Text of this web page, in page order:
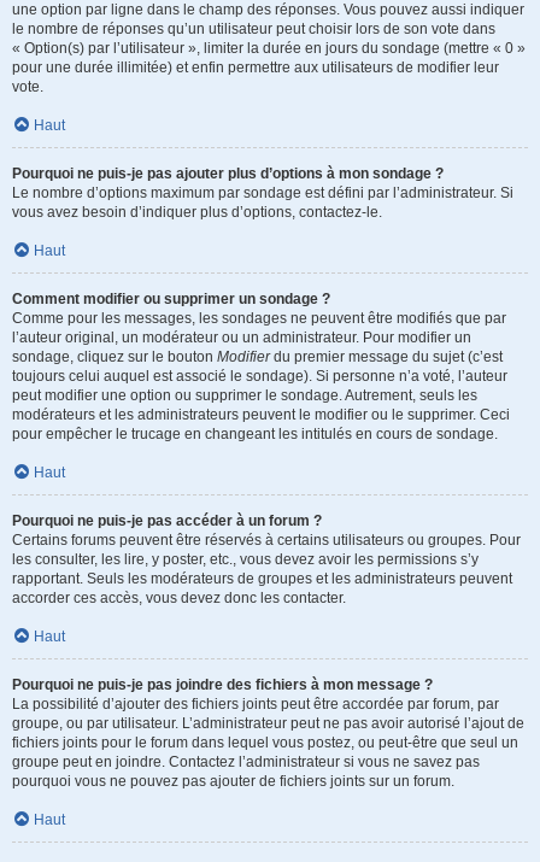
une option par ligne dans le champ des réponses. Vous pouvez aussi indiquer
le nombre de réponses qu’un utilisateur peut choisir lors de son vote dans
« Option(s) par l’utilisateur », limiter la durée en jours du sondage (mettre « 0 »
pour une durée illimitée) et enfin permettre aux utilisateurs de modifier leur
vote.
Haut
Pourquoi ne puis-je pas ajouter plus d’options à mon sondage ?
Le nombre d’options maximum par sondage est défini par l’administrateur. Si
vous avez besoin d’indiquer plus d’options, contactez-le.
Haut
Comment modifier ou supprimer un sondage ?
Comme pour les messages, les sondages ne peuvent être modifiés que par
l’auteur original, un modérateur ou un administrateur. Pour modifier un
sondage, cliquez sur le bouton Modifierdu premier message du sujet (c’est
toujours celui auquel est associé le sondage). Si personne n’a voté, l’auteur
peut modifier une option ou supprimer le sondage. Autrement, seuls les
modérateurs et les administrateurs peuvent le modifier ou le supprimer. Ceci
pour empêcher le trucage en changeant les intitulés en cours de sondage.
Haut
Pourquoi ne puis-je pas accéder à un forum ?
Certains forums peuvent être réservés à certains utilisateurs ou groupes. Pour
les consulter, les lire, y poster, etc., vous devez avoir les permissions s’y
rapportant. Seuls les modérateurs de groupes et les administrateurs peuvent
accorder ces accès, vous devez donc les contacter.
Haut
Pourquoi ne puis-je pas joindre des fichiers à mon message ?
La possibilité d’ajouter des fichiers joints peut être accordée par forum, par
groupe, ou par utilisateur. L’administrateur peut ne pas avoir autorisé l’ajout de
fichiers joints pour le forum dans lequel vous postez, ou peut-être que seul un
groupe peut en joindre. Contactez l’administrateur si vous ne savez pas
pourquoi vous ne pouvez pas ajouter de fichiers joints sur un forum.
Haut